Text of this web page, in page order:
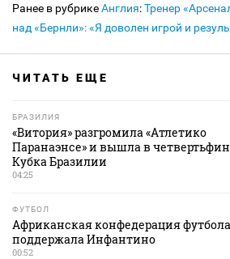
Ранее в рубрикеАнглия:Тренер
над «Бернли»: «Я доволен игрой и
ЧИТАТЬ ЕЩЕ
БРАЗИЛИЯ
«Витория» разгромила «Атлетико
Паранаэнсе» и вышла в
Кубка Бразилии
04:25
ФУТБОЛ
Африканская конфедерация футбола
поддержала Инфантино
00:52